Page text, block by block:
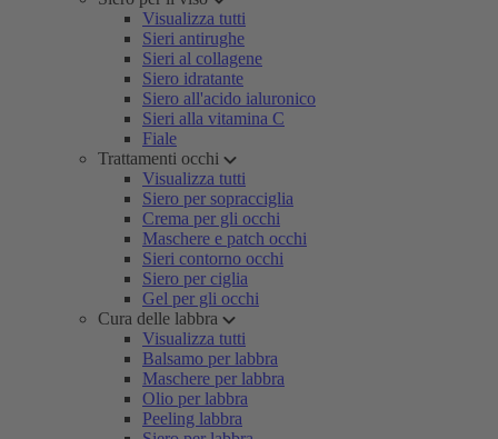
Visualizza tutti
Sieri antirughe
Sieri al collagene
Siero idratante
Siero all'acido ialuronico
Sieri alla vitamina C
Fiale
Trattamenti occhi
Visualizza tutti
Siero per sopracciglia
Crema per gli occhi
Maschere e patch occhi
Sieri contorno occhi
Siero per ciglia
Gel per gli occhi
Cura delle labbra
Visualizza tutti
Balsamo per labbra
Maschere per labbra
Olio per labbra
Peeling labbra